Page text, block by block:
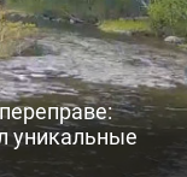
уникальные